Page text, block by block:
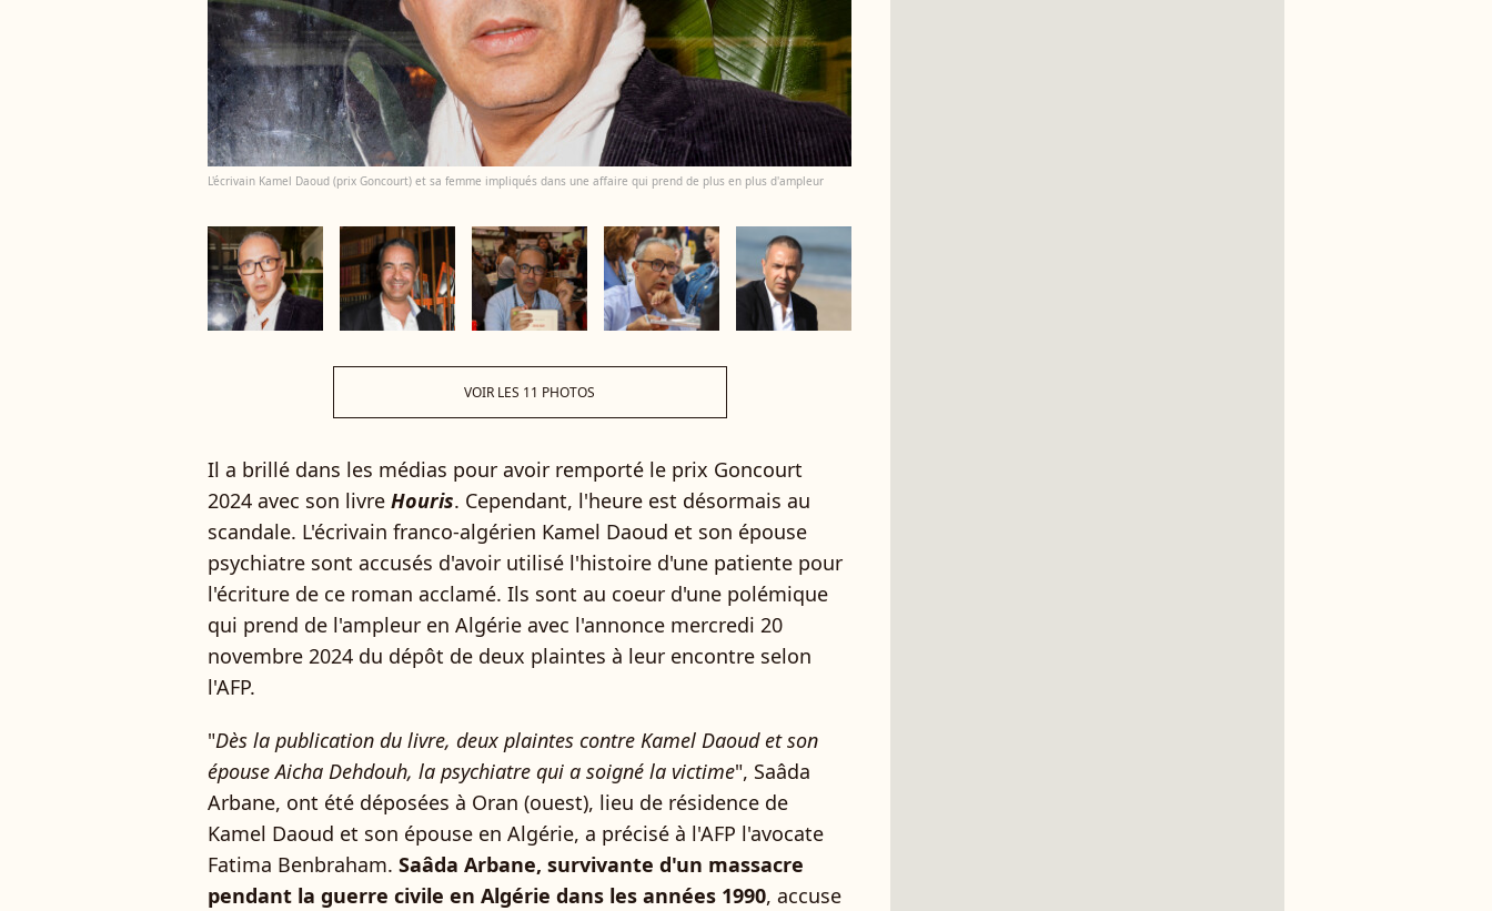
L'écrivain Kamel Daoud (prix Goncourt) et sa femme impliqués dans une affaire qui prend de plus en plus d'ampleur
VOIR LES 11 PHOTOS
Il a brillé dans les médias pour avoir remporté le prix Goncourt
2024 avec son livre Houris. Cependant, l'heure est désormais au
scandale. L'écrivain franco-algérien Kamel Daoud et son épouse
psychiatre sont accusés d'avoir utilisé l'histoire d'une patiente pour
l'écriture de ce roman acclamé. Ils sont au coeur d'une polémique
qui prend de l'ampleur en Algérie avec l'annonce mercredi 20
novembre 2024 du dépôt de deux plaintes à leur encontre selon
l'AFP.
"Dès la publication du livre, deux plaintes contre Kamel Daoud et son
épouse Aicha Dehdouh, la psychiatre qui a soigné la victime", Saâda
Arbane, ont été déposées à Oran (ouest), lieu de résidence de
Kamel Daoud et son épouse en Algérie, a précisé à l'AFP l'avocate
Fatima Benbraham. Saâda Arbane, survivante d'un massacre
pendant la guerre civile en Algérie dans les années 1990, accuse